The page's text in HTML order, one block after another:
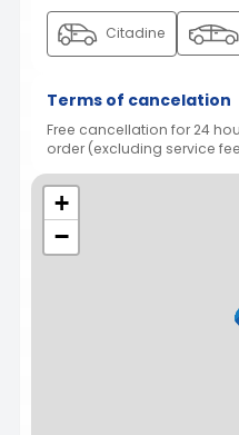
Citadine
Terms of cancelation
Free cancellation for 24
order (excluding service
+
−